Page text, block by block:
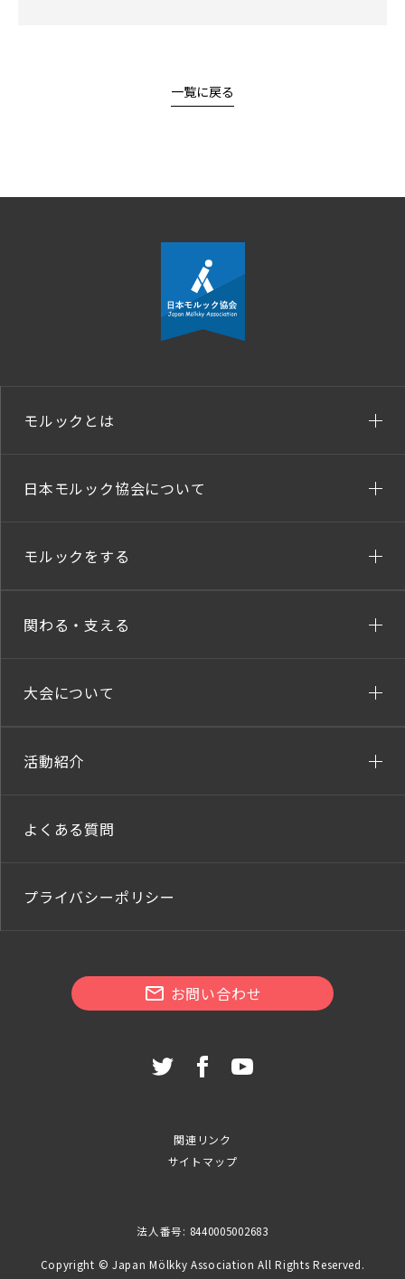
一覧に戻る
モルックとは
日本モルック協会について
モルックをする
関わる・支える
大会について
活動紹介
よくある質問
プライバシーポリシー
お問い合わせ
関連リンク
サイトマップ
法人番号: 8440005002683
Copyright © Japan Mölkky Association All Rights Reserved.